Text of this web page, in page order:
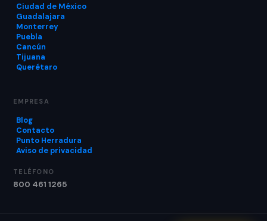
Ciudad de México
Guadalajara
Monterrey
Puebla
Cancún
Tijuana
Querétaro
EMPRESA
Blog
Contacto
Punto Herradura
Aviso de privacidad
TELÉFONO
800 461 1265